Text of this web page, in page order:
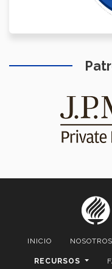
INICIO NOSOTROS
RECURSOS